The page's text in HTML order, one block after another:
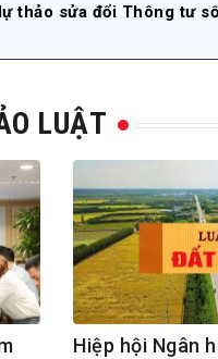
thảo sửa đổi Thông tư
LUẬT
Hiệp hội Ngân